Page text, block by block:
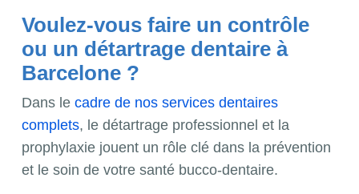
Voulez-vous faire un contrôle
ou un détartrage dentaire à
Barcelone ?
Dans le cadre de nos services dentaires
complets, le détartrage professionnel et la
prophylaxie jouent un rôle clé dans la prévention
et le soin de votre santé bucco-dentaire.